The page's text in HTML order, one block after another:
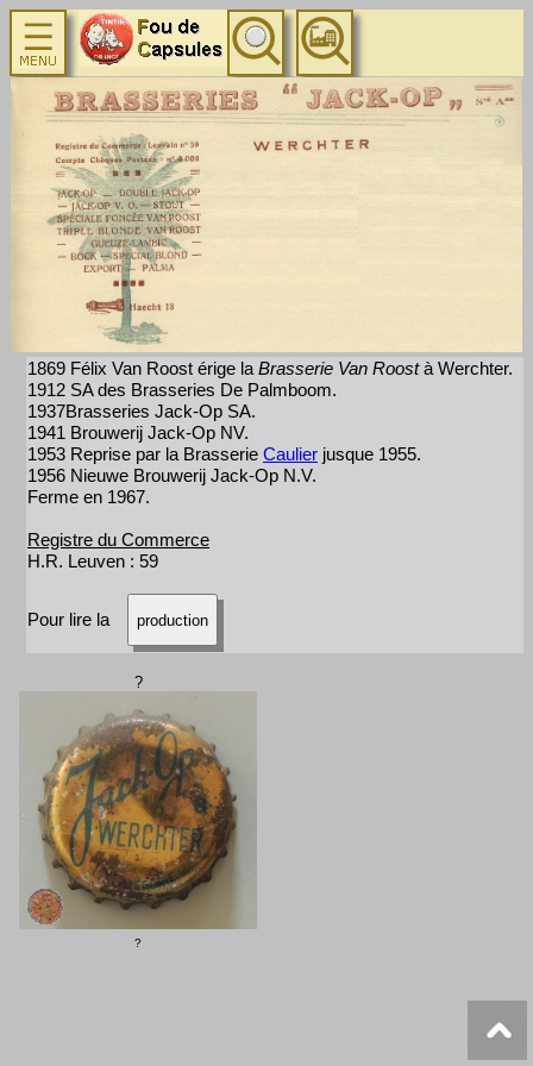
1869 Félix Van Roost érige la Brasserie Van Roostà Werchter.
1912 SA des Brasseries De Palmboom.
1937Brasseries Jack-Op SA.
1941 Brouwerij Jack-Op NV.
1953 Reprise par la Brasserie Caulier jusque 1955.
1956 Nieuwe Brouwerij Jack-Op N.V.
Ferme en 1967.
Registre du Commerce
H.R. Leuven : 59
Pour lire la production
?
?